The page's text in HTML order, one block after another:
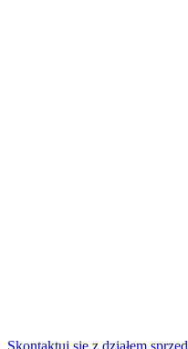
Skontaktuj się z działem